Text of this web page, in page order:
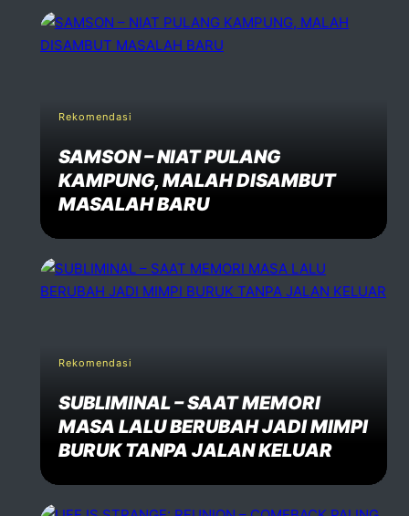
Rekomendasi
SAMSON – NIAT PULANG
KAMPUNG, MALAH DISAMBUT
MASALAH BARU
Rekomendasi
SUBLIMINAL – SAAT MEMORI
MASA LALU BERUBAH JADI MIMPI
BURUK TANPA JALAN KELUAR